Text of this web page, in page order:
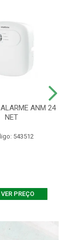
ANM 24
NET
543512
VER PREÇO